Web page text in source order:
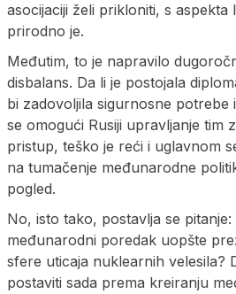
asocijaciji želi prikloniti, s aspekta
prirodno je.
Međutim, to je napravilo
disbalans. Da li je postojala
bi zadovoljila sigurnosne potrebe
se omogući Rusiji upravljanje tim
pristup, teško je reći i uglavnom
na tumačenje međunarodne
pogled.
No, isto tako, postavlja se
međunarodni poredak uopšte
sfere uticaja nuklearnih velesila?
postaviti sada prema kreiranju